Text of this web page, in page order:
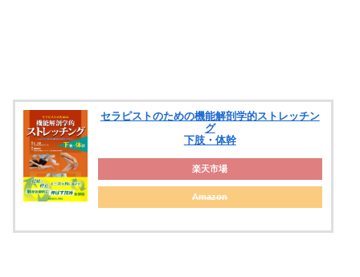
セラピストのための機能解剖学的ストレッチン
グ
下肢・体幹
楽天市場
Amazon